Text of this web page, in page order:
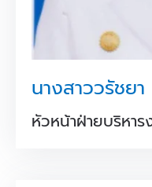
นางสาววรัชย
หัวหน้าฝ่ายบริหา